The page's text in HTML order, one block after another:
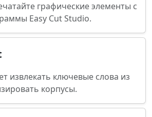
графические элементы с
Easy Cut Studio.
извлекать ключевые слова из
корпусы.